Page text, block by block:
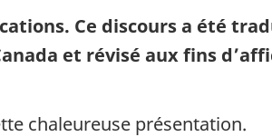
Ce discours a été
et révisé aux fins
chaleureuse présentation.